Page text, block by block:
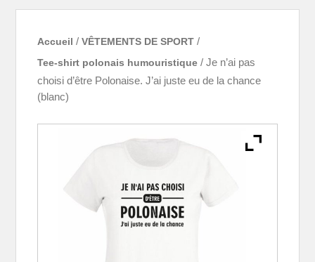
Accueil /VÊTEMENTS DE SPORT /
Tee-shirt polonais humouristique / Je n’ai pas
choisi d’être Polonaise. J’ai juste eu de la chance
(blanc)